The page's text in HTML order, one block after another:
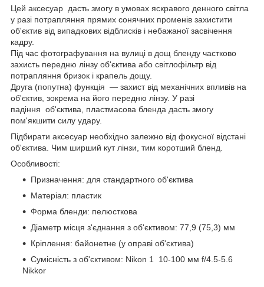
Цей аксесуар дасть змогу в умовах яскравого денного світла
у разі потрапляння прямих сонячних променів захистити
об'єктив від випадкових відблисків і небажаної засвічення
кадру.
Під час фотографування на вулиці в дощ бленду частково
захисть передню лінзу об'єктива або світлофільтр від
потрапляння бризок і крапель дощу.
Друга (попутна) функція — захист від механічних впливів на
об'єктив, зокрема на його передню лінзу. У разі
падіння об'єктива , пластмасова бленда дасть змогу
пом'якшити силу удару.
Підбирати аксесуар необхідно залежно від фокусної відстані
об'єктива. Чим ширший кут лінзи, тим коротший бленд.
Особливості:
Призначення: для стандартного об'єктива
Матеріал: пластик
Форма бленди: пелюсткова
Діаметр місця з'єднання з об'єктивом: 77,9 (75,3) мм
Кріплення: байонетне (у оправі об'єктива)
Сумісність з об'єктивом: Nikon 1 10-100 мм f/4.5-5.6
Nikkor